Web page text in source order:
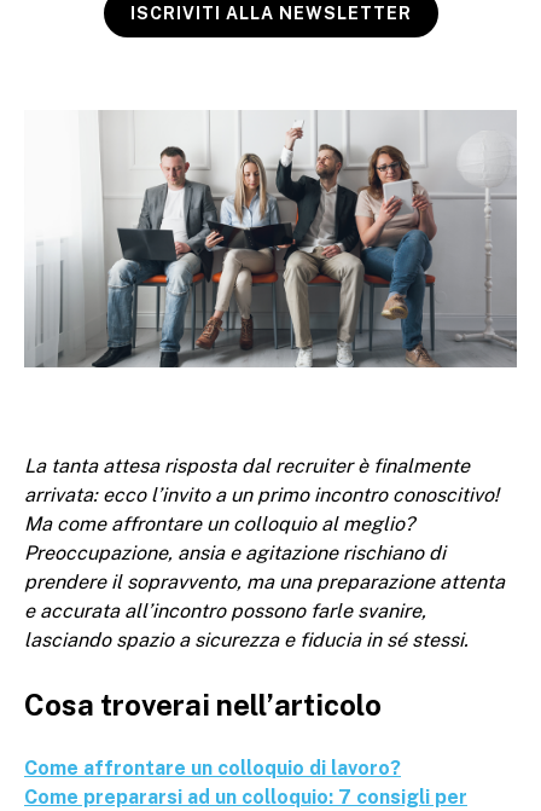
ISCRIVITI ALLA NEWSLETTER
La tanta attesa risposta dal recruiter è finalmente
arrivata: ecco l’invito a un primo incontro conoscitivo!
Ma come affrontare un colloquio al meglio?
Preoccupazione, ansia e agitazione rischiano di
prendere il sopravvento, ma una preparazione attenta
e accurata all’incontro possono farle svanire,
lasciando spazio a sicurezza e fiducia in sé stessi.
Cosa troverai nell’articolo
Come affrontare un colloquio di lavoro?
Come prepararsi ad un colloquio: 7 consigli per